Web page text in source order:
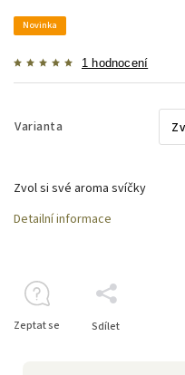
Novinka
1 hodnocení
Varianta
Zvol si své aroma svíčky
Detailní informace
Zeptat se Sdílet